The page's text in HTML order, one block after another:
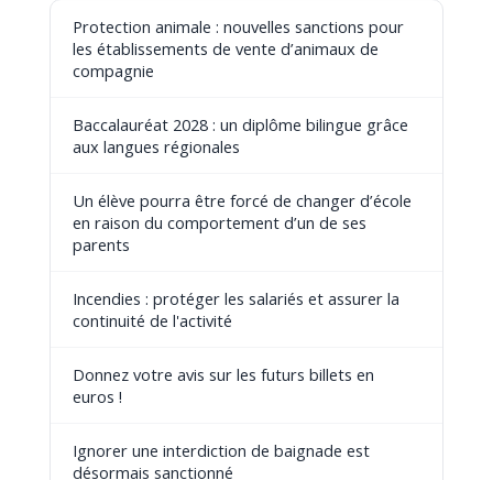
Protection animale : nouvelles sanctions pour
les établissements de vente d’animaux de
compagnie
Baccalauréat 2028 : un diplôme bilingue grâce
aux langues régionales
Un élève pourra être forcé de changer d’école
en raison du comportement d’un de ses
parents
Incendies : protéger les salariés et assurer la
continuité de l'activité
Donnez votre avis sur les futurs billets en
euros !
Ignorer une interdiction de baignade est
désormais sanctionné